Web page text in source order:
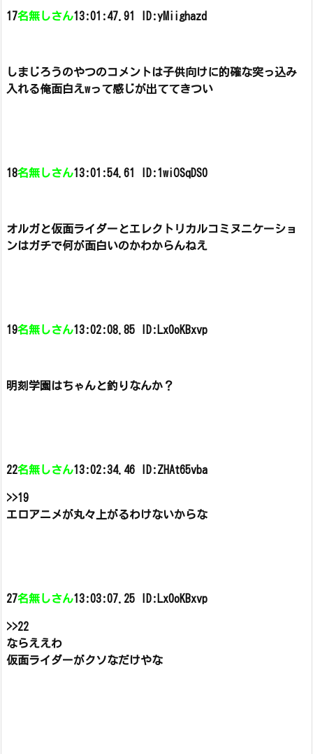
17名無しさん13:01:47.91 ID:yMiighazd
しまじろうのやつのコメントは子供向けに的確な突っ込み
入れる俺面白えwって感じが出ててきつい
18名無しさん13:01:54.61 ID:1wiOSqDS0
オルガと仮面ライダーとエレクトリカルコミヌニケーショ
ンはガチで何が面白いのかわからんねえ
19名無しさん13:02:08.85 ID:Lx0oKBxvp
明刻学園はちゃんと釣りなんか？
22名無しさん13:02:34.46 ID:ZHAt65vba
>>19
エロアニメが丸々上がるわけないからな
27名無しさん13:03:07.25 ID:Lx0oKBxvp
>>22
ならええわ
仮面ライダーがクソなだけやな